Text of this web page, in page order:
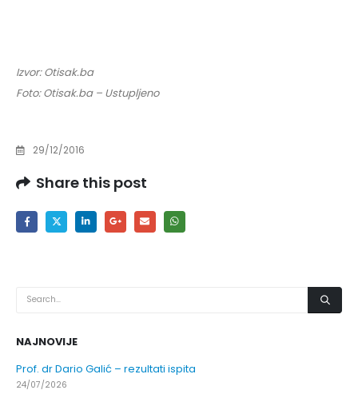
Izvor: Otisak.ba
Foto: Otisak.ba – Ustupljeno
29/12/2016
Share this post
NAJNOVIJE
Prof. dr Dario Galić – rezultati ispita
24/07/2026